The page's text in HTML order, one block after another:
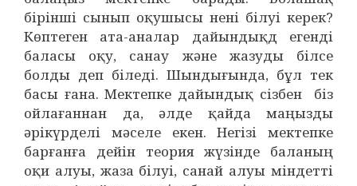
бірінші сынып оқушысы нені білуі керек?
Көптеген ата-аналар дайындықд егенді
баласы оқу, санау және жазуды білсе
болды деп біледі. Шындығында, бұл тек
басы ғана. Мектепке дайындық сізбен біз
ойлағаннан да, әлде қайда маңызды
әрікүрделі мәселе екен. Негізі мектепке
барғанға дейін теория жүзінде баланың
оқи алуы, жаза білуі, санай алуы міндетті